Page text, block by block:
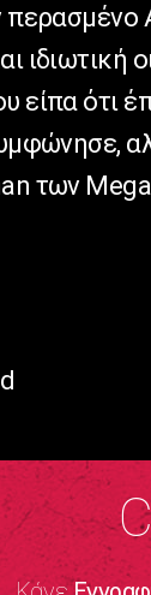
περασμένο
ιδιωτική
είπα ότι
των